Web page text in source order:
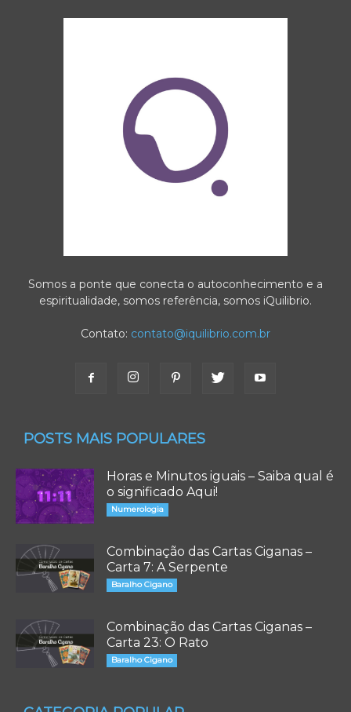
Somos a ponte que conecta o autoconhecimento e a
espiritualidade, somos referência, somos iQuilibrio.
Contato: contato@iquilibrio.com.br
POSTS MAIS POPULARES
Horas e Minutos iguais – Saiba qual é
o significado Aqui!
Numerologia
Combinação das Cartas Ciganas –
Carta 7: A Serpente
Baralho Cigano
Combinação das Cartas Ciganas –
Carta 23: O Rato
Baralho Cigano